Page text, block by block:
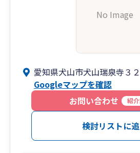
No Image
愛知県犬山市犬山瑞泉寺３
Googleマップを確認
お問い合わせ
紹
検討リストに